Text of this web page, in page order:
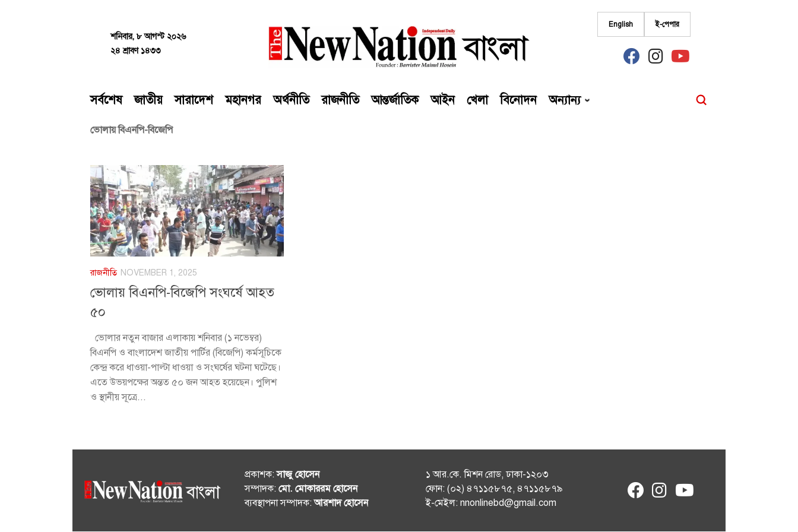
শনিবার, ৮ আগস্ট ২০২৬
২৪ শ্রাবণ ১৪৩৩
English ই-পেপার
fab
fa-
fab
fa-
fab
fa-
সর্বশেষ জাতীয় সারাদেশ মহানগর অর্থনীতি রাজনীতি আন্তর্জাতিক আইন খেলা বিনোদন অন্যান্য
ভোলায় বিএনপি-বিজেপি
রাজনীতি NOVEMBER 1, 2025
ভোলায় বিএনপি-বিজেপি সংঘর্ষে আহত
৫০
ভোলার নতুন বাজার এলাকায় শনিবার (১ নভেম্বর)
বিএনপি ও বাংলাদেশ জাতীয় পার্টির (বিজেপি) কর্মসূচিকে
কেন্দ্র করে ধাওয়া-পাল্টা ধাওয়া ও সংঘর্ষের ঘটনা ঘটেছে।
এতে উভয়পক্ষের অন্তত ৫০ জন আহত হয়েছেন। পুলিশ
ও স্থানীয় সূত্রে...
প্রকাশক:সাজু হোসেন
সম্পাদক: মো. মোকাররম হোসেন
ব্যবস্থাপনা সম্পাদক:আরশাদ হোসেন
১ আর.কে. মিশন রোড, ঢাকা-১২০৩
ফোন: (০২) ৪৭১১৫৮৭৫, ৪৭১১৫৮৭৯
ই-মেইল: nnonlinebd@gmail.com
fab
fa-
fab
fa-
fab
fa-